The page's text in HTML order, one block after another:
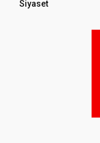
Siyaset